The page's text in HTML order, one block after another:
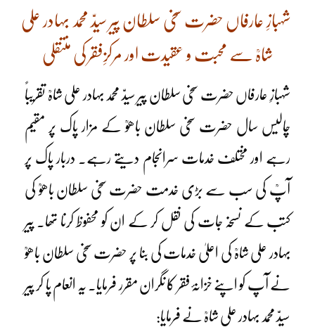
شہبازِ عارفاں حضرت سخی سلطان پیر سیدّ محمد بہادر علی
شاہؒ سے محبت و عقیدت اور مرکزِفقر کی منتقلی
شہبازِ عارفاں حضرت سخی سلطان پیر سیدّ محمد بہادر علی شاہؒ تقریباً
چالیس سال حضرت سخی سلطان باھوؒ کے مزار پاک پر مقیم
رہے اور مختلف خدمات سرانجام دیتے رہے۔ دربار پاک پر
آپؒ کی سب سے بڑی خدمت حضرت سخی سلطان باھوؒ کی
کتب کے نسخہ جات کی نقل کر کے ان کو محفوظ کرنا تھا۔ پیر
بہادر علی شاہؒ کی اعلیٰ خدمات کی بنا پر حضرت سخی سلطان باھوؒ
نے آپ کو اپنے خزانۂ فقر کا نگران مقرر فرمایا۔ یہ انعام پا کر پیر
سیدّ محمد بہادر علی شاہؒ نے فرمایا: